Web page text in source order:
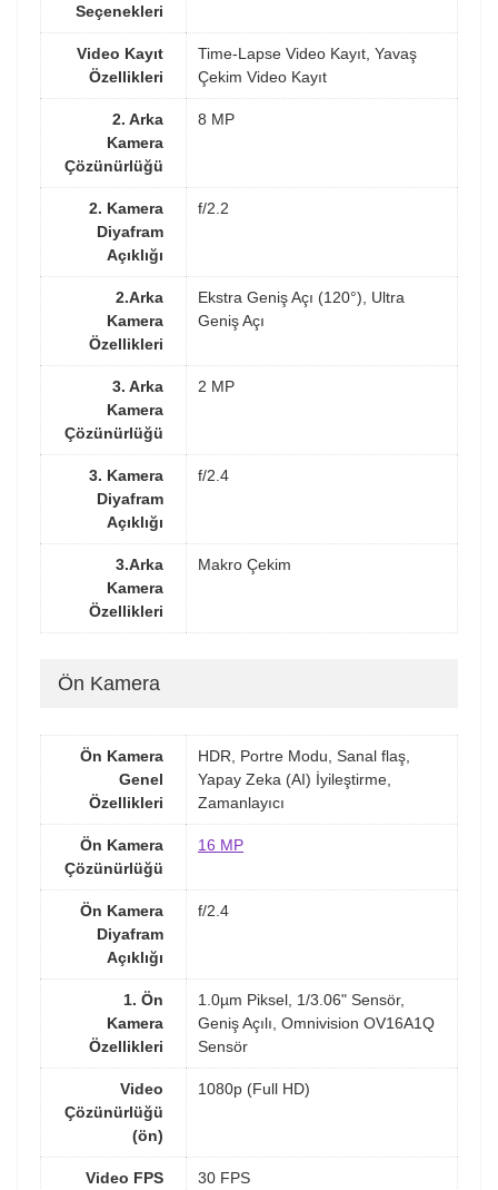
Seçenekleri
Video Kayıt
Özellikleri
Time-Lapse Video Kayıt, Yavaş
Çekim Video Kayıt
2. Arka
Kamera
Çözünürlüğü
8 MP
2. Kamera
Diyafram
Açıklığı
f/2.2
2.Arka
Kamera
Özellikleri
Ekstra Geniş Açı (120°), Ultra
Geniş Açı
3. Arka
Kamera
Çözünürlüğü
2 MP
3. Kamera
Diyafram
Açıklığı
f/2.4
3.Arka
Kamera
Özellikleri
Makro Çekim
Ön Kamera
Ön Kamera
Genel
Özellikleri
HDR, Portre Modu, Sanal flaş,
Yapay Zeka (AI) İyileştirme,
Zamanlayıcı
Ön Kamera
Çözünürlüğü
16 MP
Ön Kamera
Diyafram
Açıklığı
f/2.4
1. Ön
Kamera
Özellikleri
1.0µm Piksel, 1/3.06" Sensör,
Geniş Açılı, Omnivision OV16A1Q
Sensör
Video
Çözünürlüğü
(ön)
1080p (Full HD)
Video FPS
30 FPS